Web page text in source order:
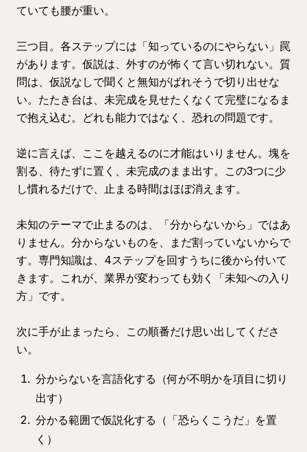
ていても腰が重い。
三つ目。各ステップには「知っているのにやらない」罠
があります。仮説は、外すのが怖くて言い切れない。質
問は、仮説なしで聞くと無知がばれそうで切り出せな
い。たたき台は、未完成を見せたくなくて完璧になるま
で抱え込む。どれも能力ではなく、恐れの問題です。
逆に言えば、ここを越えるのに才能はいりません。塊を
割る、待たずに置く、未完成のまま出す。この3つに少
し慣れるだけで、止まる時間はほぼ消えます。
未知のテーマで止まるのは、「分からないから」ではあ
りません。分からないものを、まだ割っていないからで
す。専門知識は、4ステップを回すうちに後から付いて
きます。これが、業界が変わっても効く「未知への入り
方」です。
次に手が止まったら、この順番だけ思い出してくださ
い。
分からないを言語化する（何が不明かを項目に切り
出す）
分かる範囲で仮説化する（「恐らくこうだ」を置
く）